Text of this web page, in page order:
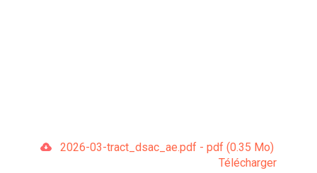
2026-03-tract_dsac_ae.pdf - pdf (0.35 Mo)
Télécharger